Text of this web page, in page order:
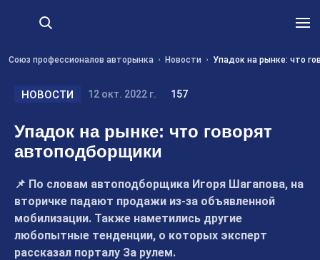
Союз профессионалов авторынка Новости Упадок на рынке: что
НОВОСТИ 12 окт. 2022 г. 157
Упадок на рынке: что говорят
автоподборщики
📌 По словам автоподборщика Игоря Шагапова, на
вторичке падают продажи из-за объявленной
мобилизации. Также наметились другие
любопытные тенденции, о которых эксперт
рассказал порталу За рулем.